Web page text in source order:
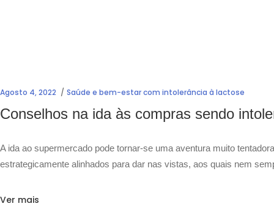
Agosto 4, 2022 Saúde e bem-estar com intolerância à lactose
Conselhos na ida às compras sendo
A ida ao supermercado pode tornar-se uma aventura muito
estrategicamente alinhados para dar nas vistas, aos quais nem
Ver mais